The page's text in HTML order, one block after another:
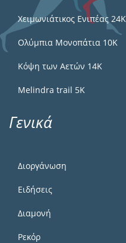
Χειμωνιάτικος Ενιπέας 24Κ
Ολύμπια Μονοπάτια 10Κ
Κόψη των Αετών 14Κ
Melindra trail 5Κ
Γενικά
Διοργάνωση
Ειδήσεις
Διαμονή
Ρεκόρ